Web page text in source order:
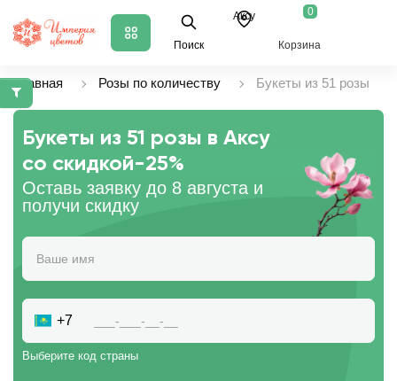
Поиск
Аксу 0
Корзина
Главная Розы по количеству Букеты из 51 розы
Букеты из 51 розы в Аксу
со скидкой-25%
Оставь заявку до 8 августа и
получи скидку
+7
Выберите код страны